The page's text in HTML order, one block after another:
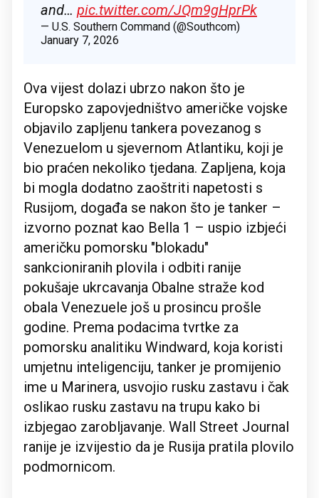
and… pic.twitter.com/JQm9gHprPk
— U.S. Southern Command (@Southcom)
January 7, 2026
Ova vijest dolazi ubrzo nakon što je
Europsko zapovjedništvo američke vojske
objavilo zapljenu tankera povezanog s
Venezuelom u sjevernom Atlantiku, koji je
bio praćen nekoliko tjedana. Zapljena, koja
bi mogla dodatno zaoštriti napetosti s
Rusijom, događa se nakon što je tanker –
izvorno poznat kao Bella 1 – uspio izbjeći
američku pomorsku "blokadu"
sankcioniranih plovila i odbiti ranije
pokušaje ukrcavanja Obalne straže kod
obala Venezuele još u prosincu prošle
godine. Prema podacima tvrtke za
pomorsku analitiku Windward, koja koristi
umjetnu inteligenciju, tanker je promijenio
ime u Marinera, usvojio rusku zastavu i čak
oslikao rusku zastavu na trupu kako bi
izbjegao zarobljavanje. Wall Street Journal
ranije je izvijestio da je Rusija pratila plovilo
podmornicom.